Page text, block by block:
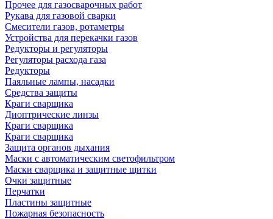
Прочее для газосварочных работ
Рукава для газовой сварки
Смесители газов, ротаметры
Устройства для перекачки газов
Редукторы и регуляторы
Регуляторы расхода газа
Редукторы
Паяльные лампы, насадки
Средства защиты
Краги сварщика
Диоптрические линзы
Краги сварщика
Краги сварщика
Защита органов дыхания
Маски с автоматическим светофильтром
Маски сварщика и защитные щитки
Очки защитные
Перчатки
Пластины защитные
Пожарная безопасность